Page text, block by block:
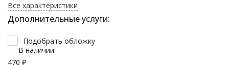
Все характеристики
Дополнительные услуги:
Подобрать обложку
В наличии
470 ₽